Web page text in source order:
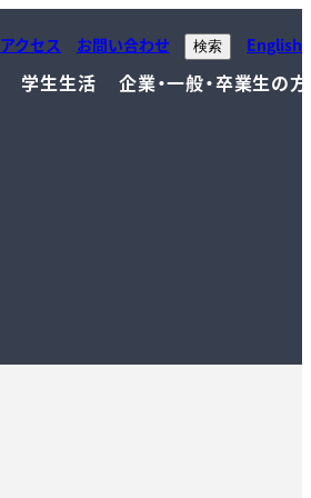
アクセス お問い合わせ 検索 English
学生生活 企業・一般・卒業生の方